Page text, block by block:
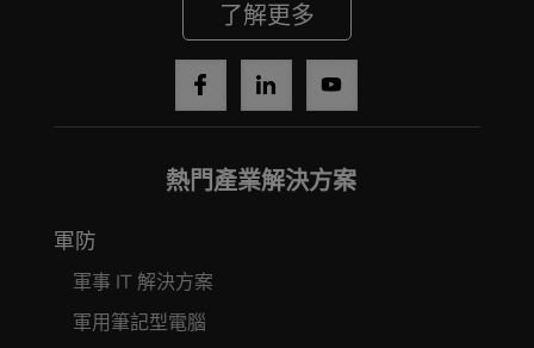
Cancel
了解更多
熱門產業解決方案
軍防
軍事 IT 解決方案
軍用筆記型電腦